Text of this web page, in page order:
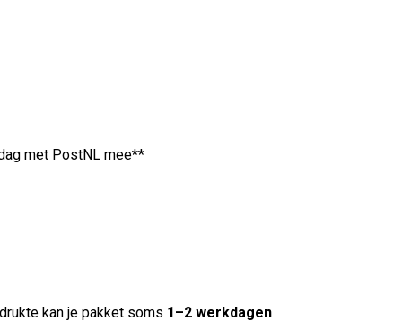
met PostNL mee**
kan je pakket soms 1–2 werkdagen